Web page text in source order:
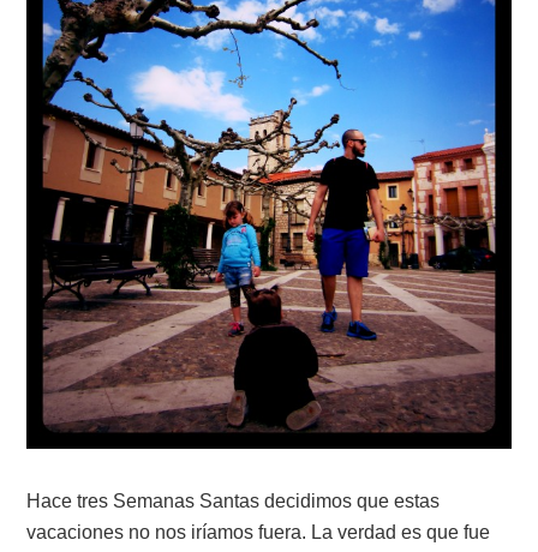
Hace tres Semanas Santas decidimos que estas
vacaciones no nos iríamos fuera. La verdad es que fue